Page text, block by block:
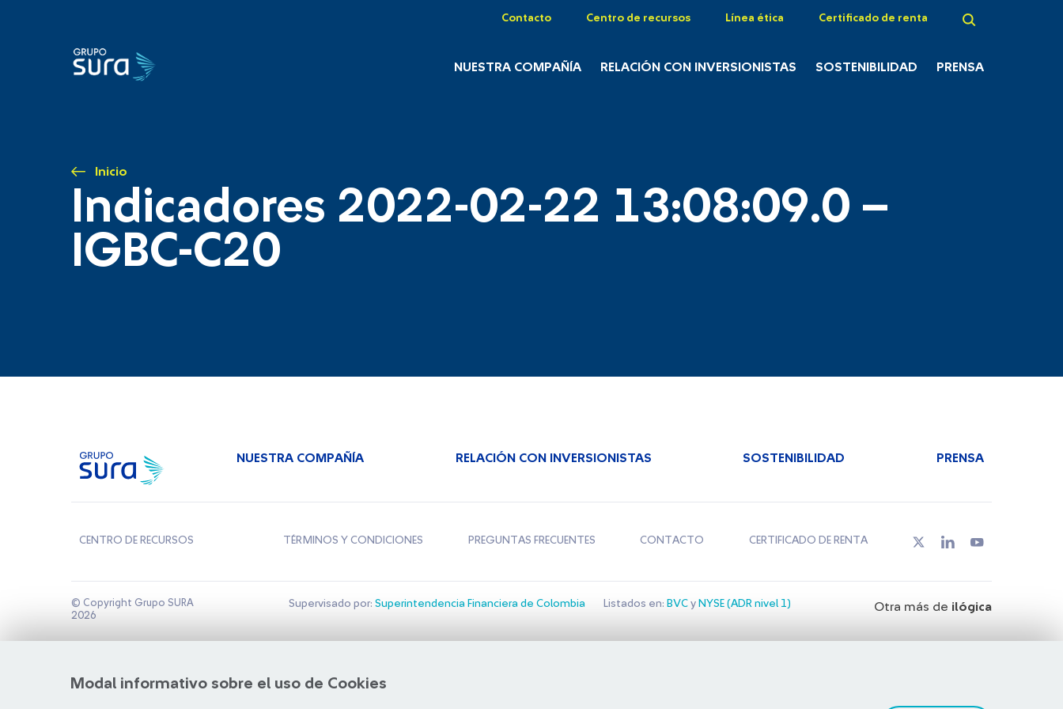
Contacto Centro de recursos Línea ética Certificado de renta
NUESTRA COMPAÑÍA RELACIÓN CON INVERSIONISTAS SOSTENIBILIDAD PRENSA
Inicio
Indicadores 2022-02-22 13:08:09.0 –
IGBC-C20
Modal informativo sobre el uso de Cookies
NUESTRA COMPAÑÍA RELACIÓN CON INVERSIONISTAS SOSTENIBILIDAD PRENSA
CENTRO DE RECURSOS TÉRMINOS Y CONDICIONES PREGUNTAS FRECUENTES CONTACTO CERTIFICADO DE RENTA
© Copyright Grupo SURA
2026
Supervisado por: Superintendencia Financiera de Colombia Listados en: BVCy NYSE (ADR nivel 1) Otra más de ilógica